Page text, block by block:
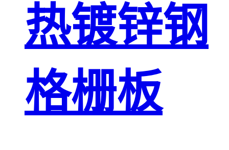
热镀锌钢
格栅板